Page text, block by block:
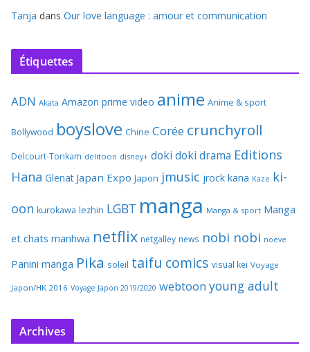
Tanja dans Our love language : amour et communication
Étiquettes
ADN Akata Amazon prime video anime Anime & sport
Bollywood boyslove Chine Corée crunchyroll
Delcourt-Tonkam delitoon disney+ doki doki drama Editions
Hana Glenat Japan Expo Japon jmusic jrock kana Kaze ki-
oon kurokawa lezhin LGBT manga Manga & sport Manga
et chats manhwa netflix netgalley news nobi nobi noeve
Panini manga Pika soleil taifu comics visual kei Voyage
Japon/HK 2016 Voyage Japon 2019/2020 webtoon young adult
Archives